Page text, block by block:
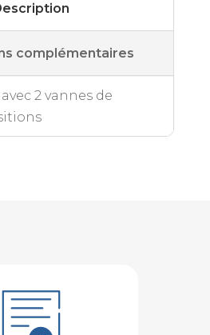
complémentaires
2 vannes de